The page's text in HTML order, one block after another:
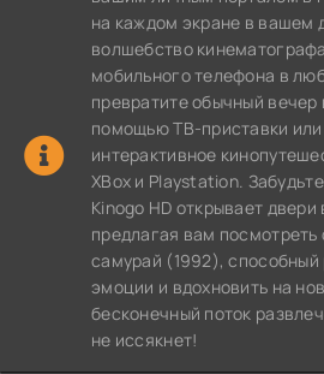
на каждом экране в вашем
волшебство
мобильного телефона в
превратите обычный вечер
помощью ТВ-приставки или
интерактивное
XBox и Playstation.
Kinogo HD открывает
предлагая вам
самурай (1992), способный
эмоции и вдохновить на
бесконечный поток
не иссякнет!